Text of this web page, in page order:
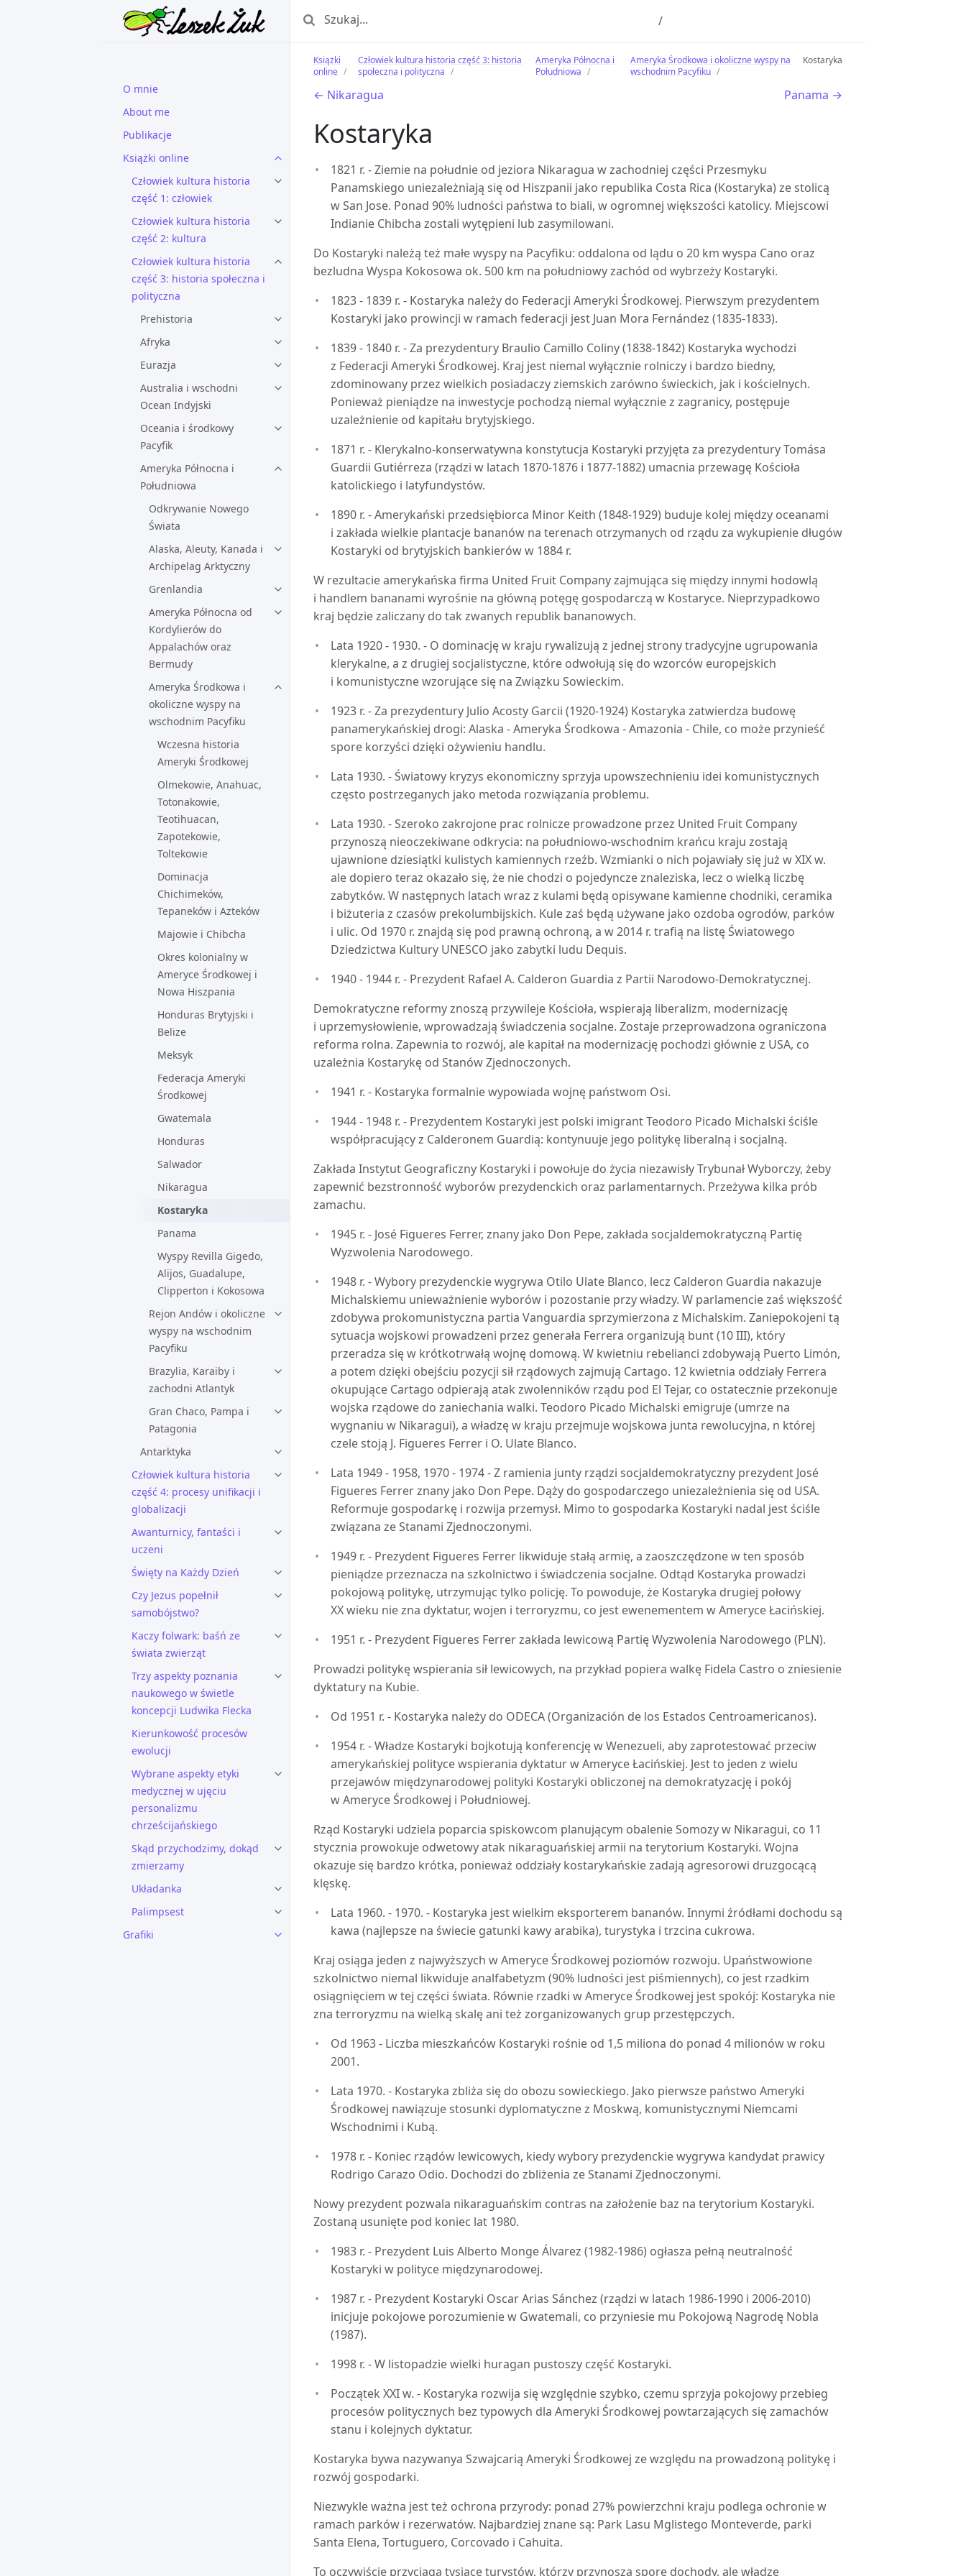
O mnie
About me
Publikacje
Książki online
Człowiek kultura historia
część 1: człowiek
Człowiek kultura historia
część 2: kultura
Człowiek kultura historia
część 3: historia społeczna i
polityczna
Prehistoria
Afryka
Eurazja
Australia i wschodni
Ocean Indyjski
Oceania i środkowy
Pacyfik
Ameryka Północna i
Południowa
Odkrywanie Nowego
Świata
Alaska, Aleuty, Kanada i
Archipelag Arktyczny
Grenlandia
Ameryka Północna od
Kordylierów do
Appalachów oraz
Bermudy
Ameryka Środkowa i
okoliczne wyspy na
wschodnim Pacyfiku
Wczesna historia
Ameryki Środkowej
Olmekowie, Anahuac,
Totonakowie,
Teotihuacan,
Zapotekowie,
Toltekowie
Dominacja
Chichimeków,
Tepaneków i Azteków
Majowie i Chibcha
Okres kolonialny w
Ameryce Środkowej i
Nowa Hiszpania
Honduras Brytyjski i
Belize
Meksyk
Federacja Ameryki
Środkowej
Gwatemala
Honduras
Salwador
Nikaragua
Kostaryka
Panama
Wyspy Revilla Gigedo,
Alijos, Guadalupe,
Clipperton i Kokosowa
Rejon Andów i okoliczne
wyspy na wschodnim
Pacyfiku
Brazylia, Karaiby i
zachodni Atlantyk
Gran Chaco, Pampa i
Patagonia
Antarktyka
Człowiek kultura historia
część 4: procesy unifikacji i
globalizacji
Awanturnicy, fantaści i
uczeni
Święty na Każdy Dzień
Czy Jezus popełnił
samobójstwo?
Kaczy folwark: baśń ze
świata zwierząt
Trzy aspekty poznania
naukowego w świetle
koncepcji Ludwika Flecka
Kierunkowość procesów
ewolucji
Wybrane aspekty etyki
medycznej w ujęciu
personalizmu
chrześcijańskiego
Skąd przychodzimy, dokąd
zmierzamy
Układanka
Palimpsest
Grafiki
Książki
online
Człowiek kultura historia część 3: historia
społeczna i polityczna
Ameryka Północna i
Południowa
Ameryka Środkowa i okoliczne wyspy na
wschodnim Pacyfiku
Kostaryka
← Nikaragua Panama →
Kostaryka
1821 r. - Ziemie na południe od jeziora Nikaragua w zachodniej części Przesmyku
Panamskiego uniezależniają się od Hiszpanii jako republika Costa Rica (Kostaryka) ze stolicą
w San Jose. Ponad 90% ludności państwa to biali, w ogromnej większości katolicy. Miejscowi
Indianie Chibcha zostali wytępieni lub zasymilowani.
Do Kostaryki należą też małe wyspy na Pacyfiku: oddalona od lądu o 20 km wyspa Cano oraz
bezludna Wyspa Kokosowa ok. 500 km na południowy zachód od wybrzeży Kostaryki.
1823 - 1839 r. - Kostaryka należy do Federacji Ameryki Środkowej. Pierwszym prezydentem
Kostaryki jako prowincji w ramach federacji jest Juan Mora Fernández (1835-1833).
1839 - 1840 r. - Za prezydentury Braulio Camillo Coliny (1838-1842) Kostaryka wychodzi
z Federacji Ameryki Środkowej. Kraj jest niemal wyłącznie rolniczy i bardzo biedny,
zdominowany przez wielkich posiadaczy ziemskich zarówno świeckich, jak i kościelnych.
Ponieważ pieniądze na inwestycje pochodzą niemal wyłącznie z zagranicy, postępuje
uzależnienie od kapitału brytyjskiego.
1871 r. - Klerykalno-konserwatywna konstytucja Kostaryki przyjęta za prezydentury Tomása
Guardii Gutiérreza (rządzi w latach 1870-1876 i 1877-1882) umacnia przewagę Kościoła
katolickiego i latyfundystów.
1890 r. - Amerykański przedsiębiorca Minor Keith (1848-1929) buduje kolej między oceanami
i zakłada wielkie plantacje bananów na terenach otrzymanych od rządu za wykupienie długów
Kostaryki od brytyjskich bankierów w 1884 r.
W rezultacie amerykańska firma United Fruit Company zajmująca się między innymi hodowlą
i handlem bananami wyrośnie na główną potęgę gospodarczą w Kostaryce. Nieprzypadkowo
kraj będzie zaliczany do tak zwanych republik bananowych.
Lata 1920 - 1930. - O dominację w kraju rywalizują z jednej strony tradycyjne ugrupowania
klerykalne, a z drugiej socjalistyczne, które odwołują się do wzorców europejskich
i komunistyczne wzorujące się na Związku Sowieckim.
1923 r. - Za prezydentury Julio Acosty Garcii (1920-1924) Kostaryka zatwierdza budowę
panamerykańskiej drogi: Alaska - Ameryka Środkowa - Amazonia - Chile, co może przynieść
spore korzyści dzięki ożywieniu handlu.
Lata 1930. - Światowy kryzys ekonomiczny sprzyja upowszechnieniu idei komunistycznych
często postrzeganych jako metoda rozwiązania problemu.
Lata 1930. - Szeroko zakrojone prac rolnicze prowadzone przez United Fruit Company
przynoszą nieoczekiwane odkrycia: na południowo-wschodnim krańcu kraju zostają
ujawnione dziesiątki kulistych kamiennych rzeźb. Wzmianki o nich pojawiały się już w XIX w.
ale dopiero teraz okazało się, że nie chodzi o pojedyncze znaleziska, lecz o wielką liczbę
zabytków. W następnych latach wraz z kulami będą opisywane kamienne chodniki, ceramika
i biżuteria z czasów prekolumbijskich. Kule zaś będą używane jako ozdoba ogrodów, parków
i ulic. Od 1970 r. znajdą się pod prawną ochroną, a w 2014 r. trafią na listę Światowego
Dziedzictwa Kultury UNESCO jako zabytki ludu Dequis.
1940 - 1944 r. - Prezydent Rafael A. Calderon Guardia z Partii Narodowo-Demokratycznej.
Demokratyczne reformy znoszą przywileje Kościoła, wspierają liberalizm, modernizację
i uprzemysłowienie, wprowadzają świadczenia socjalne. Zostaje przeprowadzona ograniczona
reforma rolna. Zapewnia to rozwój, ale kapitał na modernizację pochodzi głównie z USA, co
uzależnia Kostarykę od Stanów Zjednoczonych.
1941 r. - Kostaryka formalnie wypowiada wojnę państwom Osi.
1944 - 1948 r. - Prezydentem Kostaryki jest polski imigrant Teodoro Picado Michalski ściśle
współpracujący z Calderonem Guardią: kontynuuje jego politykę liberalną i socjalną.
Zakłada Instytut Geograficzny Kostaryki i powołuje do życia niezawisły Trybunał Wyborczy, żeby
zapewnić bezstronność wyborów prezydenckich oraz parlamentarnych. Przeżywa kilka prób
zamachu.
1945 r. - José Figueres Ferrer, znany jako Don Pepe, zakłada socjaldemokratyczną Partię
Wyzwolenia Narodowego.
1948 r. - Wybory prezydenckie wygrywa Otilo Ulate Blanco, lecz Calderon Guardia nakazuje
Michalskiemu unieważnienie wyborów i pozostanie przy władzy. W parlamencie zaś większość
zdobywa prokomunistyczna partia Vanguardia sprzymierzona z Michalskim. Zaniepokojeni tą
sytuacja wojskowi prowadzeni przez generała Ferrera organizują bunt (10 III), który
przeradza się w krótkotrwałą wojnę domową. W kwietniu rebelianci zdobywają Puerto Limón,
a potem dzięki obejściu pozycji sił rządowych zajmują Cartago. 12 kwietnia oddziały Ferrera
okupujące Cartago odpierają atak zwolenników rządu pod El Tejar, co ostatecznie przekonuje
wojska rządowe do zaniechania walki. Teodoro Picado Michalski emigruje (umrze na
wygnaniu w Nikaragui), a władzę w kraju przejmuje wojskowa junta rewolucyjna, n której
czele stoją J. Figueres Ferrer i O. Ulate Blanco.
Lata 1949 - 1958, 1970 - 1974 - Z ramienia junty rządzi socjaldemokratyczny prezydent José
Figueres Ferrer znany jako Don Pepe. Dąży do gospodarczego uniezależnienia się od USA.
Reformuje gospodarkę i rozwija przemysł. Mimo to gospodarka Kostaryki nadal jest ściśle
związana ze Stanami Zjednoczonymi.
1949 r. - Prezydent Figueres Ferrer likwiduje stałą armię, a zaoszczędzone w ten sposób
pieniądze przeznacza na szkolnictwo i świadczenia socjalne. Odtąd Kostaryka prowadzi
pokojową politykę, utrzymując tylko policję. To powoduje, że Kostaryka drugiej połowy
XX wieku nie zna dyktatur, wojen i terroryzmu, co jest ewenementem w Ameryce Łacińskiej.
1951 r. - Prezydent Figueres Ferrer zakłada lewicową Partię Wyzwolenia Narodowego (PLN).
Prowadzi politykę wspierania sił lewicowych, na przykład popiera walkę Fidela Castro o zniesienie
dyktatury na Kubie.
Od 1951 r. - Kostaryka należy do ODECA (Organización de los Estados Centroamericanos).
1954 r. - Władze Kostaryki bojkotują konferencję w Wenezueli, aby zaprotestować przeciw
amerykańskiej polityce wspierania dyktatur w Ameryce Łacińskiej. Jest to jeden z wielu
przejawów międzynarodowej polityki Kostaryki obliczonej na demokratyzację i pokój
w Ameryce Środkowej i Południowej.
Rząd Kostaryki udziela poparcia spiskowcom planującym obalenie Somozy w Nikaragui, co 11
stycznia prowokuje odwetowy atak nikaraguańskiej armii na terytorium Kostaryki. Wojna
okazuje się bardzo krótka, ponieważ oddziały kostarykańskie zadają agresorowi druzgocącą
klęskę.
Lata 1960. - 1970. - Kostaryka jest wielkim eksporterem bananów. Innymi źródłami dochodu są
kawa (najlepsze na świecie gatunki kawy arabika), turystyka i trzcina cukrowa.
Kraj osiąga jeden z najwyższych w Ameryce Środkowej poziomów rozwoju. Upaństwowione
szkolnictwo niemal likwiduje analfabetyzm (90% ludności jest piśmiennych), co jest rzadkim
osiągnięciem w tej części świata. Równie rzadki w Ameryce Środkowej jest spokój: Kostaryka nie
zna terroryzmu na wielką skalę ani też zorganizowanych grup przestępczych.
Od 1963 - Liczba mieszkańców Kostaryki rośnie od 1,5 miliona do ponad 4 milionów w roku
2001.
Lata 1970. - Kostaryka zbliża się do obozu sowieckiego. Jako pierwsze państwo Ameryki
Środkowej nawiązuje stosunki dyplomatyczne z Moskwą, komunistycznymi Niemcami
Wschodnimi i Kubą.
1978 r. - Koniec rządów lewicowych, kiedy wybory prezydenckie wygrywa kandydat prawicy
Rodrigo Carazo Odio. Dochodzi do zbliżenia ze Stanami Zjednoczonymi.
Nowy prezydent pozwala nikaraguańskim contras na założenie baz na terytorium Kostaryki.
Zostaną usunięte pod koniec lat 1980.
1983 r. - Prezydent Luis Alberto Monge Álvarez (1982-1986) ogłasza pełną neutralność
Kostaryki w polityce międzynarodowej.
1987 r. - Prezydent Kostaryki Oscar Arias Sánchez (rządzi w latach 1986-1990 i 2006-2010)
inicjuje pokojowe porozumienie w Gwatemali, co przyniesie mu Pokojową Nagrodę Nobla
(1987).
1998 r. - W listopadzie wielki huragan pustoszy część Kostaryki.
Początek XXI w. - Kostaryka rozwija się względnie szybko, czemu sprzyja pokojowy przebieg
procesów politycznych bez typowych dla Ameryki Środkowej powtarzających się zamachów
stanu i kolejnych dyktatur.
Kostaryka bywa nazywanya Szwajcarią Ameryki Środkowej ze względu na prowadzoną politykę i
rozwój gospodarki.
Niezwykle ważna jest też ochrona przyrody: ponad 27% powierzchni kraju podlega ochronie w
ramach parków i rezerwatów. Najbardziej znane są: Park Lasu Mglistego Monteverde, parki
Santa Elena, Tortuguero, Corcovado i Cahuita.
To oczywiście przyciąga tysiące turystów, którzy przynoszą spore dochody, ale władze